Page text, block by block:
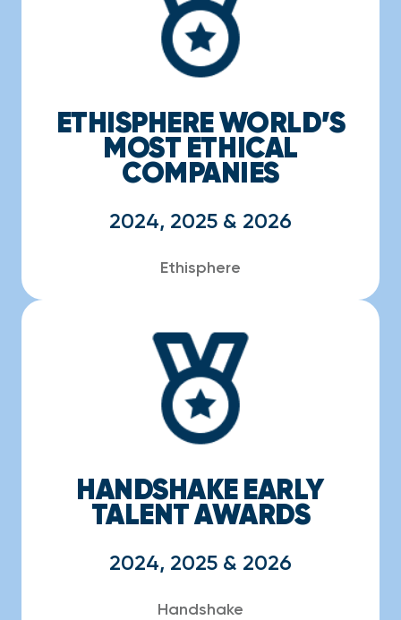
ETHISPHERE WORLD’S
MOST ETHICAL
COMPANIES
2024, 2025 & 2026
Ethisphere
HANDSHAKE EARLY
TALENT AWARDS
2024, 2025 & 2026
Handshake